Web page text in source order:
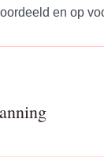
en op